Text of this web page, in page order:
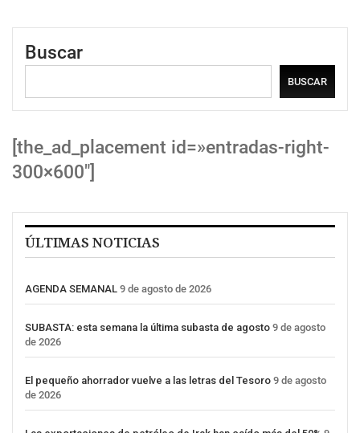
Buscar
BUSCAR
[the_ad_placement id=»entradas-right-
300×600″]
ÚLTIMAS NOTICIAS
AGENDA SEMANAL 9 de agosto de 2026
SUBASTA: esta semana la última subasta de agosto 9 de agosto
de 2026
El pequeño ahorrador vuelve a las letras del Tesoro 9 de agosto
de 2026